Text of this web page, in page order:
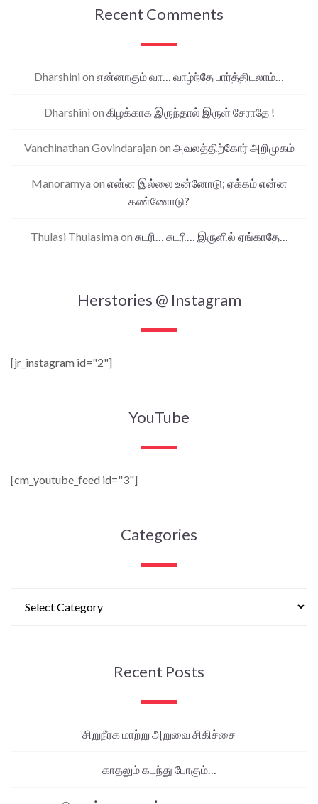
Recent Comments
Dharshini on என்னாகும் வா… வாழ்ந்தே பார்த்திடலாம்…
Dharshini on கிழக்காக இருந்தால் இருள் சேராதே !
Vanchinathan Govindarajan on அவலத்திற்கோர் அறிமுகம்
Manoramya on என்ன இல்லை உன்னோடு; ஏக்கம் என்ன
கண்ணோடு?
Thulasi Thulasima on சுடரி… சுடரி… இருளில் ஏங்காதே…
Herstories @ Instagram
[jr_instagram id="2"]
YouTube
[cm_youtube_feed id="3"]
Categories
Recent Posts
சிறுநீரக மாற்று அறுவை சிகிச்சை
காதலும் கடந்து போகும்…